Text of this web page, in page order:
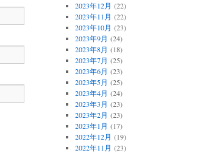
2023年12月 (22)
2023年11月 (22)
2023年10月 (23)
2023年9月 (24)
2023年8月 (18)
2023年7月 (25)
2023年6月 (23)
2023年5月 (25)
2023年4月 (24)
2023年3月 (23)
2023年2月 (23)
2023年1月 (17)
2022年12月 (19)
2022年11月 (23)